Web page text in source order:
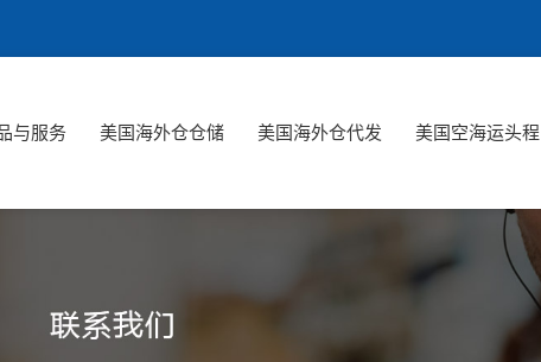
与服务 美国海外仓仓储 美国海外仓代发 美国空海运头程
美国空海运头程